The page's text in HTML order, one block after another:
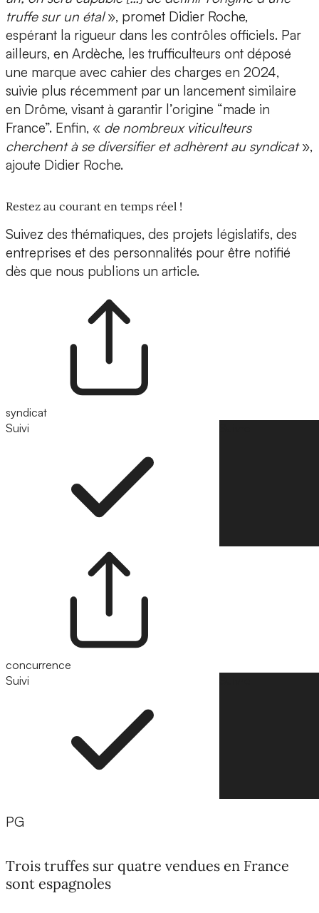
truffe sur un étal», promet Didier Roche,
espérant la rigueur dans les contrôles officiels. Par
ailleurs, en Ardèche, les trufficulteurs ont déposé
une marque avec cahier des charges en 2024,
suivie plus récemment par un lancement similaire
en Drôme, visant à garantir l’origine “made in
France”. Enfin, « de nombreux viticulteurs
cherchent à se diversifier et adhèrent au syndicat»,
ajoute Didier Roche.
Restez au courant en temps réel !
Suivez des thématiques, des projets législatifs, des
entreprises et des personnalités pour être notifié
dès que nous publions un article.
syndicat
Suivi
concurrence
Suivi
PG
Trois truffes sur quatre vendues en France
sont espagnoles